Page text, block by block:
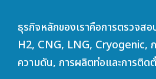
ธุรกิจหลักของเราคือการตรวจส
H2, CNG, LNG, Cryogenic,
ความดัน, การผลิตท่อและการติด